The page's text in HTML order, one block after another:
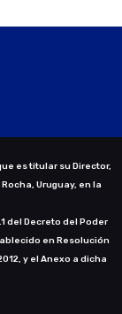
es titular su Director,
Rocha, Uruguay, en la
del Decreto del Poder
en Resolución
y el Anexo a dicha